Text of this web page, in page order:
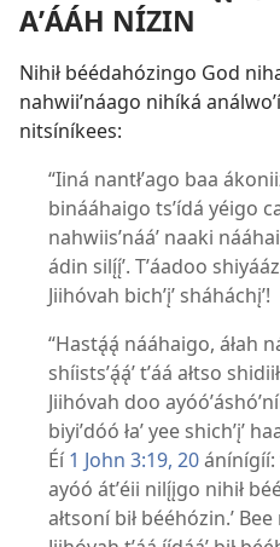
AʼÁÁH NÍZIN
Nihił béédahózingo God
nahwiiʼnáago nihíká
nitsíníkees:
“Iiná nantłʼago baa
binááhaigo tsʼídá yéigo
nahwiisʼnááʼ naaki
ádin silı̨́ı̨́ʼ. Tʼáadoo
Jiihóvah bichʼįʼ sháháchįʼ!
“Hastą́ą́ nááhaigo, áłah
shíistsʼą́ą́ʼ tʼáá ałtso
Jiihóvah doo
biyiʼdóó łaʼ yee shichʼįʼ
Éí1 John 3:​19, 20ánínígíí:
ayóó átʼéii nilı̨́įgo nihił
ałtsoní bił bééhózin.’ Bee